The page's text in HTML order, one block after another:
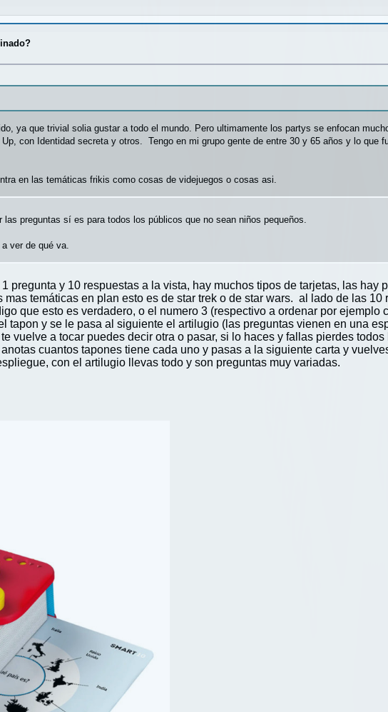
ya que trivial solia gustar a todo el mundo. Pero ultimamente los partys se enfocan
con Identidad secreta y otros. Tengo en mi grupo gente de entre 30 y 65 años y lo que
en las temáticas frikis como cosas de videjuegos o cosas asi.
preguntas sí es para todos los públicos que no sean niños pequeños.
ver de qué va.
pregunta y 10 respuestas a la vista, hay muchos tipos de tarjetas, las hay
temáticas en plan esto es de star trek o de star wars. al lado de las 10
que esto es verdadero, o el numero 3 (respectivo a ordenar por ejemplo
tapon y se le pasa al siguiente el artilugio (las preguntas vienen en una
vuelve a tocar puedes decir otra o pasar, si lo haces y fallas pierdes todos
cuantos tapones tiene cada uno y pasas a la siguiente carta y
con el artilugio llevas todo y son preguntas muy variadas.